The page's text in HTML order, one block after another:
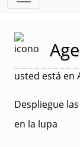
usted está en
Despliegue
en la lupa